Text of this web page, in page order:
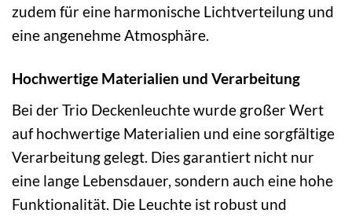
zudem für eine harmonische Lichtverteilung und
eine angenehme Atmosphäre.
Hochwertige Materialien und Verarbeitung
Bei der Trio Deckenleuchte wurde großer Wert
auf hochwertige Materialien und eine sorgfältige
Verarbeitung gelegt. Dies garantiert nicht nur
eine lange Lebensdauer, sondern auch eine hohe
Funktionalität. Die Leuchte ist robust und